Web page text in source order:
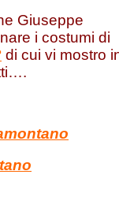
Giuseppe
i costumi di
di cui vi mostro